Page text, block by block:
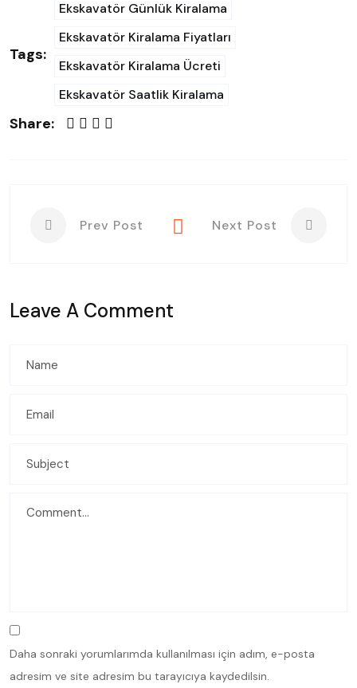
Tags:
Ekskavatör Günlük Kiralama
Ekskavatör Kiralama Fiyatları
Ekskavatör Kiralama Ücreti
Ekskavatör Saatlik Kiralama
Share:
Prev Post Next Post
Leave A Comment
Daha sonraki yorumlarımda kullanılması için adım, e-posta
adresim ve site adresim bu tarayıcıya kaydedilsin.